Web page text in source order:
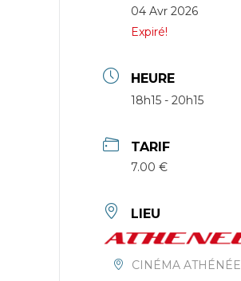
04 Avr 2026
Expiré!
HEURE
18h15 - 20h15
TARIF
7.00 €
LIEU
CINÉMA ATHÉNÉE